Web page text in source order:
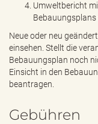
Umweltbericht
Bebauungsplans
Neue oder neu
einsehen. Stellt die
Bebauungsplan noch
Einsicht in den
beantragen.
Gebühren